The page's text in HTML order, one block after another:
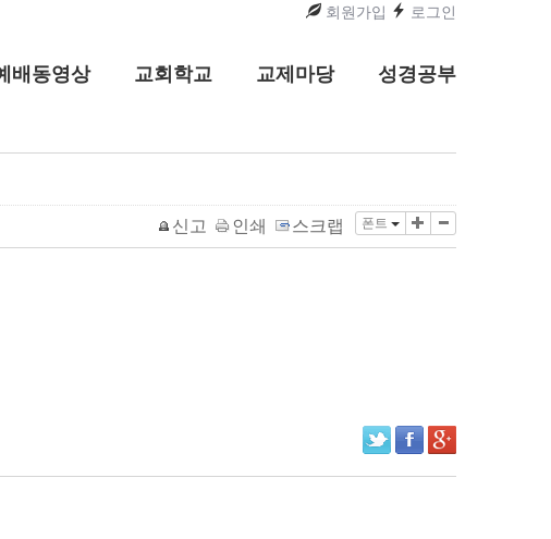
회원가입 로그인
배동영상 교회학교 교제마당 성경공부
폰트
신고 인쇄 스크랩